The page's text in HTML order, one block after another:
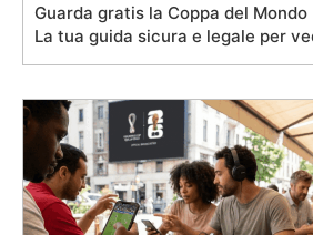
Guarda gratis la Coppa del
La tua guida sicura e legale per